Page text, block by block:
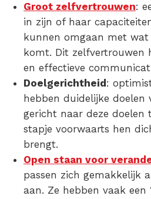
Groot zelfvertrouwen:
in zijn of haar
kunnen omgaan met
komt. Dit zelfvertrouwen
en effectieve
Doelgerichtheid :
hebben duidelijke doelen
gericht naar deze doelen
stapje voorwaarts hen
brengt.
Open staan voor
passen zich gemakkelijk
aan. Ze hebben vaak een